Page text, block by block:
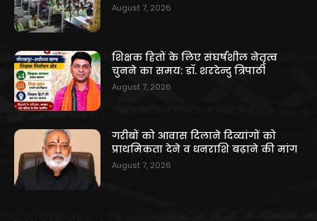
August 7, 2026
शिक्षक हितों के लिए संघर्षशील नेतृत्व
चुनने का समय: डॉ. शरदेन्दु त्रिपाठी
August 7, 2026
गरीबों को आवास दिलाने दिव्यांगों को
प्राथमिकता देने व धनराशि बढ़ाने की मांग
August 7, 2026